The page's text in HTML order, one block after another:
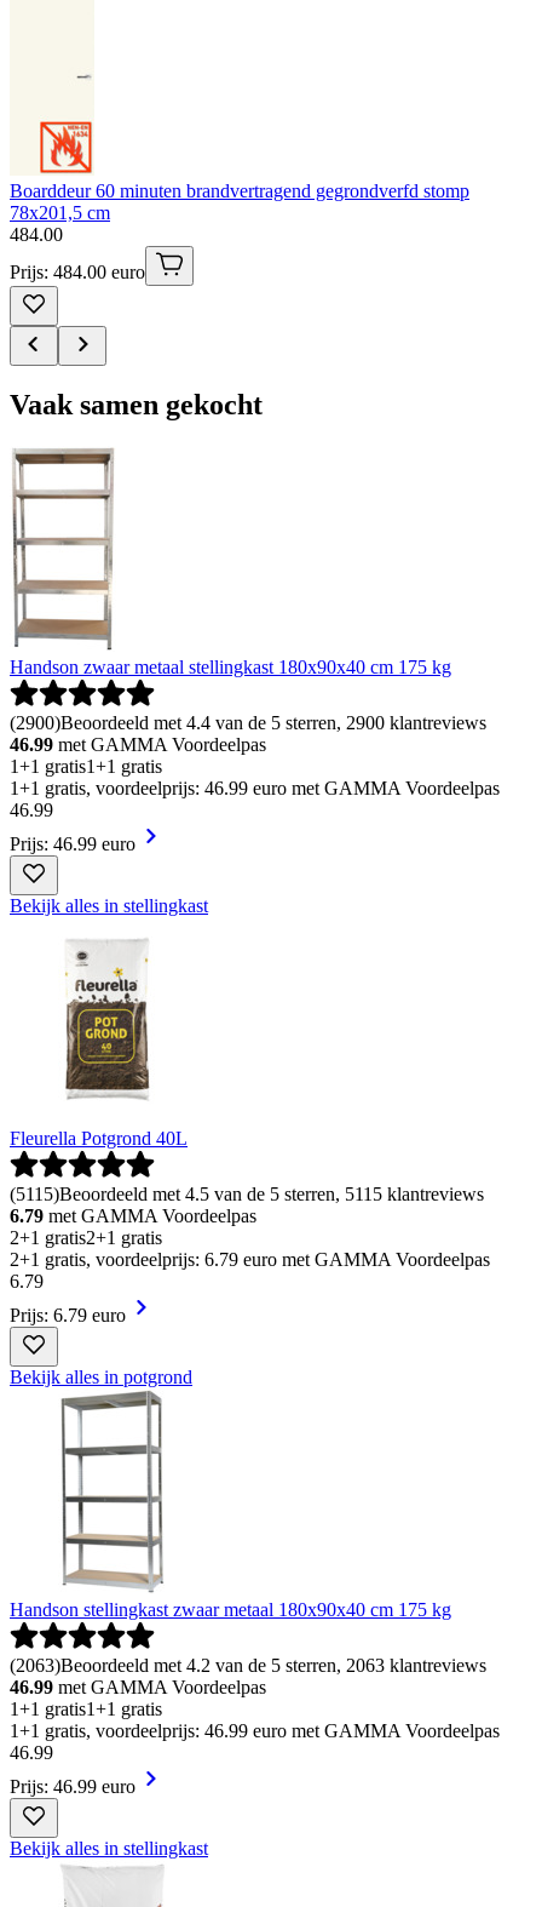
Boarddeur 60 minuten brandvertragend gegrondverfd stomp
78x201,5 cm
484.00
Prijs: 484.00 euro
Vaak samen gekocht
Handson zwaar metaal stellingkast 180x90x40 cm 175 kg
(2900)Beoordeeld met 4.4 van de 5 sterren, 2900 klantreviews
46.99 met GAMMA Voordeelpas
1+1 gratis1+1 gratis
1+1 gratis, voordeelprijs: 46.99 euro met GAMMA Voordeelpas
46.99
Prijs: 46.99 euro
Bekijk alles in stellingkast
Fleurella Potgrond 40L
(5115)Beoordeeld met 4.5 van de 5 sterren, 5115 klantreviews
6.79 met GAMMA Voordeelpas
2+1 gratis2+1 gratis
2+1 gratis, voordeelprijs: 6.79 euro met GAMMA Voordeelpas
6.79
Prijs: 6.79 euro
Bekijk alles in potgrond
Handson stellingkast zwaar metaal 180x90x40 cm 175 kg
(2063)Beoordeeld met 4.2 van de 5 sterren, 2063 klantreviews
46.99 met GAMMA Voordeelpas
1+1 gratis1+1 gratis
1+1 gratis, voordeelprijs: 46.99 euro met GAMMA Voordeelpas
46.99
Prijs: 46.99 euro
Bekijk alles in stellingkast